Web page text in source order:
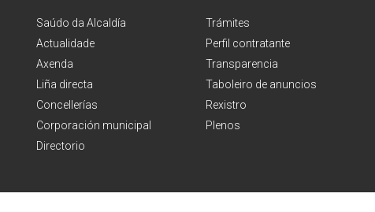
Saúdo da Alcaldía
Actualidade
Axenda
Liña directa
Concellerías
Corporación municipal
Directorio
Trámites
Perfil contratante
Transparencia
Taboleiro de anuncios
Rexistro
Plenos